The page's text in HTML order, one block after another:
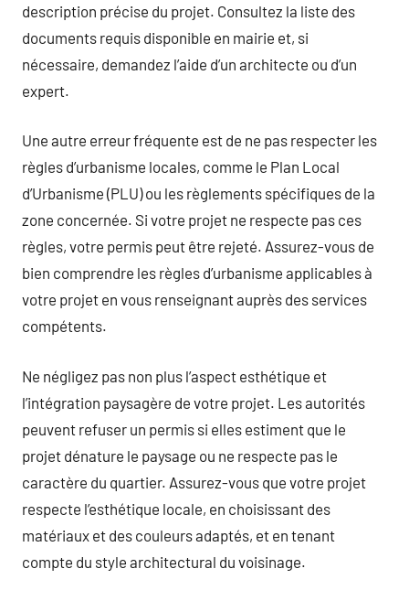
description précise du projet. Consultez la liste des
documents requis disponible en mairie et, si
nécessaire, demandez l’aide d’un architecte ou d’un
expert.
Une autre erreur fréquente est de ne pas respecter les
règles d’urbanisme locales, comme le Plan Local
d’Urbanisme (PLU) ou les règlements spécifiques de la
zone concernée. Si votre projet ne respecte pas ces
règles, votre permis peut être rejeté. Assurez-vous de
bien comprendre les règles d’urbanisme applicables à
votre projet en vous renseignant auprès des services
compétents.
Ne négligez pas non plus l’aspect esthétique et
l’intégration paysagère de votre projet. Les autorités
peuvent refuser un permis si elles estiment que le
projet dénature le paysage ou ne respecte pas le
caractère du quartier. Assurez-vous que votre projet
respecte l’esthétique locale, en choisissant des
matériaux et des couleurs adaptés, et en tenant
compte du style architectural du voisinage.